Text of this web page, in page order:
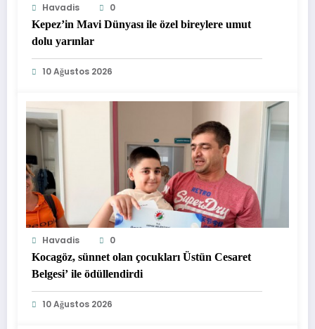
Havadis
0
Kepez’in Mavi Dünyası ile özel bireylere umut
dolu yarınlar
10 Ağustos 2026
Havadis
0
Kocagöz, sünnet olan çocukları Üstün Cesaret
Belgesi’ ile ödüllendirdi
10 Ağustos 2026